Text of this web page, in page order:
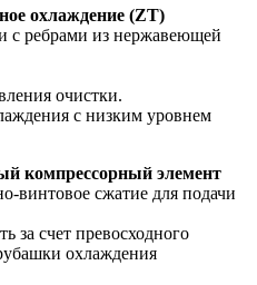
охлаждение (ZT)
с ребрами из нержавеющей
очистки.
с низким уровнем
компрессорный элемент
винтовое сжатие для подачи
за счет превосходного
охлаждения